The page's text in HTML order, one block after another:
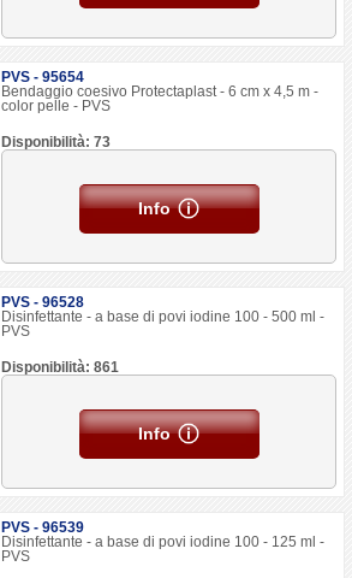
PVS - 95654
Bendaggio coesivo Protectaplast - 6 cm x 4,5 m -
color pelle - PVS
Disponibilità: 73
Info
PVS - 96528
Disinfettante - a base di povi iodine 100 - 500 ml -
PVS
Disponibilità: 861
Info
PVS - 96539
Disinfettante - a base di povi iodine 100 - 125 ml -
PVS